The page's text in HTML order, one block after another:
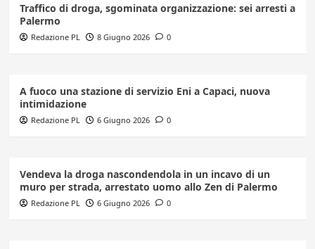
Traffico di droga, sgominata organizzazione: sei arresti a
Palermo
Redazione PL 8 Giugno 2026 0
A fuoco una stazione di servizio Eni a Capaci, nuova
intimidazione
Redazione PL 6 Giugno 2026 0
Vendeva la droga nascondendola in un incavo di un
muro per strada, arrestato uomo allo Zen di Palermo
Redazione PL 6 Giugno 2026 0